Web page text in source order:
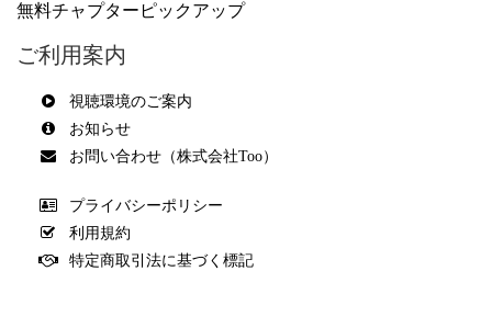
無料チャプターピックアップ
ご利用案内
視聴環境のご案内
お知らせ
お問い合わせ（株式会社Too）
プライバシーポリシー
利用規約
特定商取引法に基づく標記